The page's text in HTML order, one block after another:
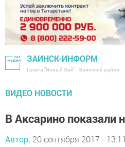
ЗАИНСК-ИНФОРМ
Газета "Новый Зай" - Заинский район
ВИДЕО НОВОСТИ
В Аксарино показали
Автор, 20 сентября 2017 - 13:11